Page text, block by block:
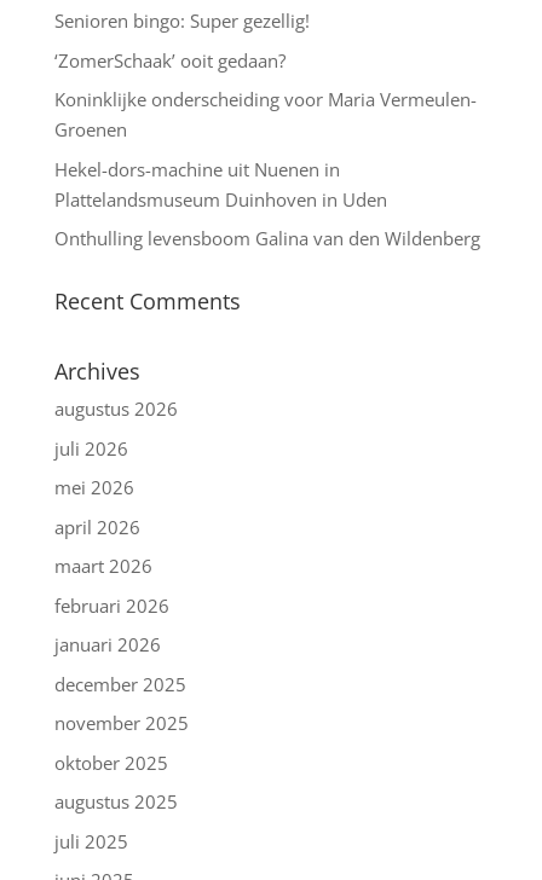
Senioren bingo: Super gezellig!
‘ZomerSchaak’ ooit gedaan?
Koninklijke onderscheiding voor Maria Vermeulen-
Groenen
Hekel-dors-machine uit Nuenen in
Plattelandsmuseum Duinhoven in Uden
Onthulling levensboom Galina van den Wildenberg
Recent Comments
Archives
augustus 2026
juli 2026
mei 2026
april 2026
maart 2026
februari 2026
januari 2026
december 2025
november 2025
oktober 2025
augustus 2025
juli 2025